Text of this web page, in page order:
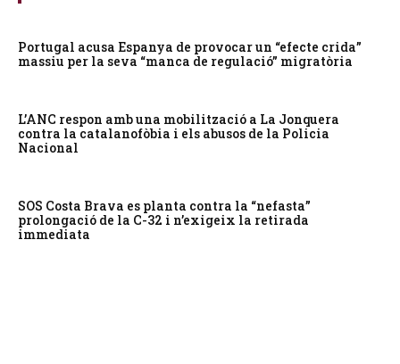
Portugal acusa Espanya de provocar un “efecte crida”
massiu per la seva “manca de regulació” migratòria
L’ANC respon amb una mobilització a La Jonquera
contra la catalanofòbia i els abusos de la Policia
Nacional
SOS Costa Brava es planta contra la “nefasta”
prolongació de la C-32 i n’exigeix la retirada
immediata